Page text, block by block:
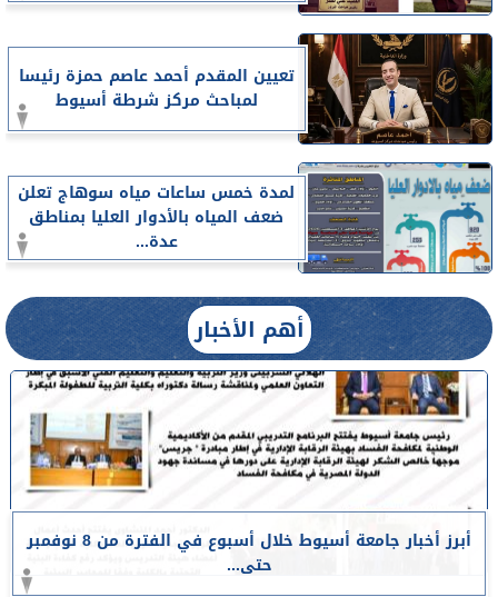
تعيين المقدم أحمد عاصم حمزة رئيسا
لمباحث مركز شرطة أسيوط
لمدة خمس ساعات مياه سوهاج تعلن
ضعف المياه بالأدوار العليا بمناطق
عدة...
أهم الأخبار
أبرز أخبار جامعة أسيوط خلال أسبوع في الفترة من 8 نوفمبر
حتى...